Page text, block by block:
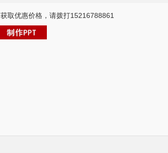
获取优惠价格，请拨打15216788861